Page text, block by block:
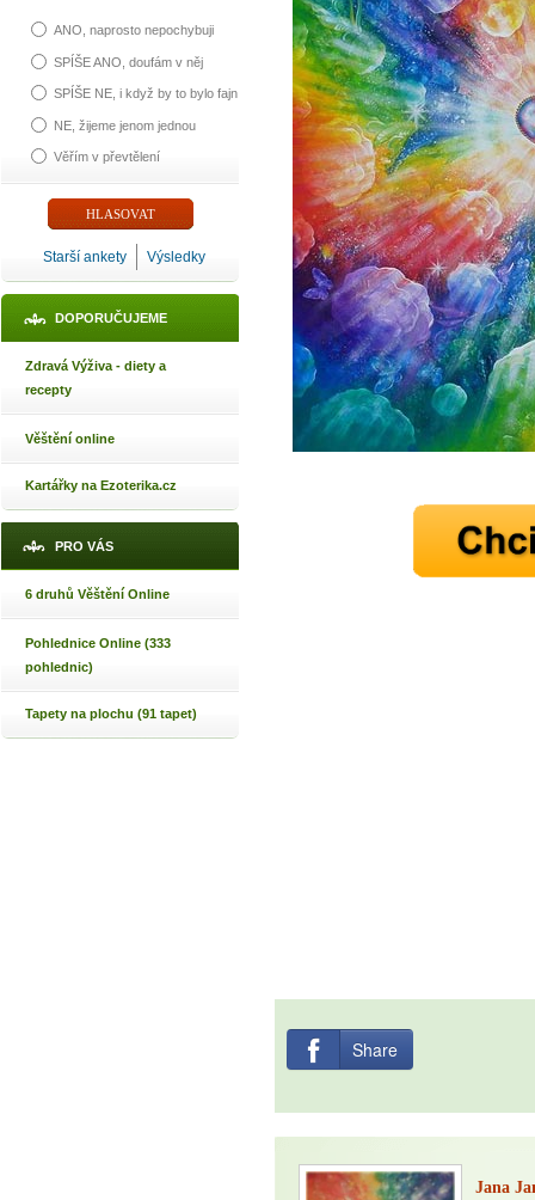
ANO, naprosto nepochybuji
SPÍŠE ANO, doufám v něj
SPÍŠE NE, i když by to bylo fajn
NE, žijeme jenom jednou
Věřím v převtělení
Starší ankety Výsledky
DOPORUČUJEME
Zdravá Výživa - diety a
recepty
Věštění online
Kartářky na Ezoterika.cz
PRO VÁS
6 druhů Věštění Online
Pohlednice Online (333
pohlednic)
Tapety na plochu (91 tapet)
Share
Jana